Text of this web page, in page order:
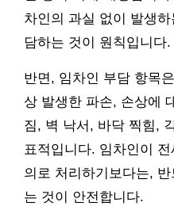
차인의 과실 없이 발생
담하는 것이 원칙입니다.
반면, 임차인 부담 항목
상 발생한 파손, 손상에
짐, 벽 낙서, 바닥 찍힘,
표적입니다. 임차인이
의로 처리하기보다는,
는 것이 안전합니다.